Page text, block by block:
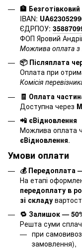
🏦
IBAN:
ЄДРПОУ:
ФОП Яровий
Можлива оплата
📦 Післяплата
Оплата при
Комісія
🧾 Оплата
Доступна через
📲 єВідновлення
Можлива оплата
єВідновлення.
Умови оплати
💰 Передоплата
На етапі
передоплату в
зі складу
🔁 Залишок —
Решта суми
при
замовлення),